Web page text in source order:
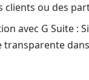
clients ou des
avec G Suite :
transparente